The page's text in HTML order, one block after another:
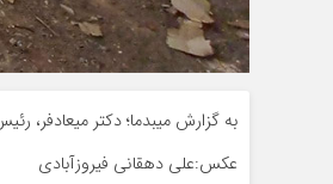
به گزارش میبدما؛ دکتر میعادفر،
عکس:علی دهقانی فیروزآبادی